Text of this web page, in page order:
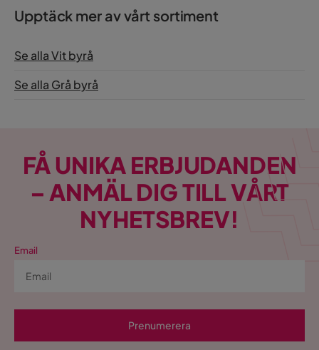
Upptäck mer av vårt sortiment
Se alla Vit byrå
Se alla Grå byrå
FÅ UNIKA ERBJUDANDEN
– ANMÄL DIG TILL VÅRT
NYHETSBREV!
Email
Prenumerera